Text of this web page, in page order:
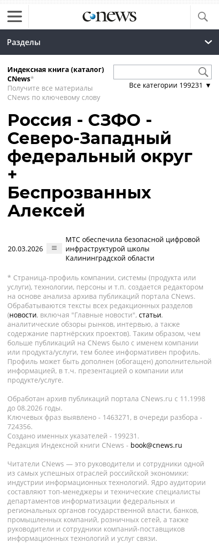
Разделы
Индексная книга (каталог)
CNews*
Получите все материалы
CNews по ключевому слову
Все категории 199231 ▼
Россия - СЗФО -
Северо-Западный
федеральный округ
+
Беспрозванных
Алексей
20.03.2026
МТС обеспечила безопасной цифровой
инфраструктурой школы
Калининградской области
* Страница-профиль компании, системы (продукта или
услуги), технологии, персоны и т.п. создается редактором
на основе анализа архива публикаций портала CNews.
Обрабатываются тексты всех редакционных разделов
(новости, включая "Главные новости", статьи,
аналитические обзоры рынков, интервью, а также
содержание партнёрских проектов). Таким образом, чем
больше публикаций на CNews было с именем компании
или продукта/услуги, тем более информативен профиль.
Профиль может быть дополнен (обогащен) дополнительной
информацией, в т.ч. презентацией о компании или
продукте/услуге.
Обработан архив публикаций портала CNews.ru c 11.1998
до 08.2026 годы.
Ключевых фраз выявлено - 1463271, в очереди разбора -
724356.
Создано именных указателей - 199231.
Редакция Индексной книги CNews - book@cnews.ru
Читатели CNews — это руководители и сотрудники одной
из самых успешных отраслей российской экономики:
индустрии информационных технологий. Ядро аудитории
составляют топ-менеджеры и технические специалисты
департаментов информатизации федеральных и
региональных органов государственной власти, банков,
промышленных компаний, розничных сетей, а также
руководители и сотрудники компаний-поставщиков
информационных технологий и услуг связи.